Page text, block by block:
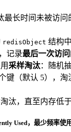
最长时间未被访问
redisObject 结构
记录最后一次访
采样淘汰：随机
键（默认 5），淘
汰，直至内存低
Used，最少频率使用